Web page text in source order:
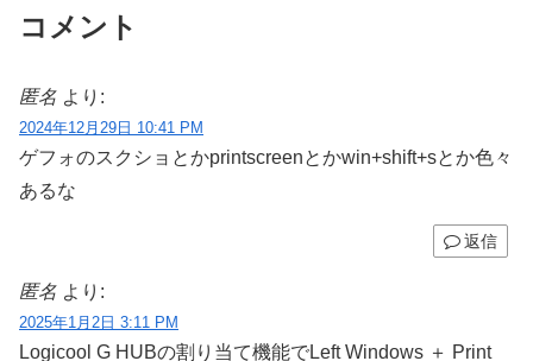
コメント
匿名 より:
2024年12月29日 10:41 PM
ゲフォのスクショとかprintscreenとかwin+shift+sとか色々
あるな
返信
匿名 より:
2025年1月2日 3:11 PM
Logicool G HUBの割り当て機能でLeft Windows ＋ Print